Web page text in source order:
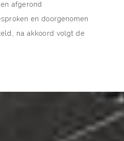
afgerond
en doorgenomen
na akkoord volgt de